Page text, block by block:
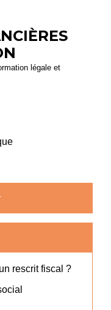
légale et
rescrit fiscal ?